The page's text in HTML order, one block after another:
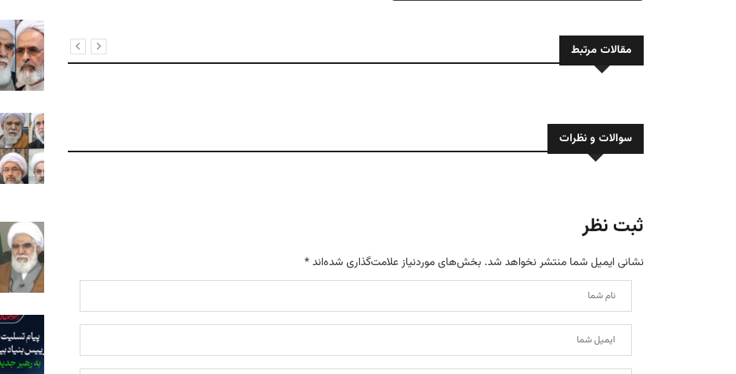
مقالات مرتبط
سوالات و نظرات
ثبت نظر
نشانی ایمیل شما منتشر نخواهد شد. بخش‌های موردنیاز علامت‌گذاری شده‌اند*